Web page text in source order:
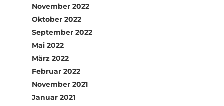
November 2022
Oktober 2022
September 2022
Mai 2022
März 2022
Februar 2022
November 2021
Januar 2021